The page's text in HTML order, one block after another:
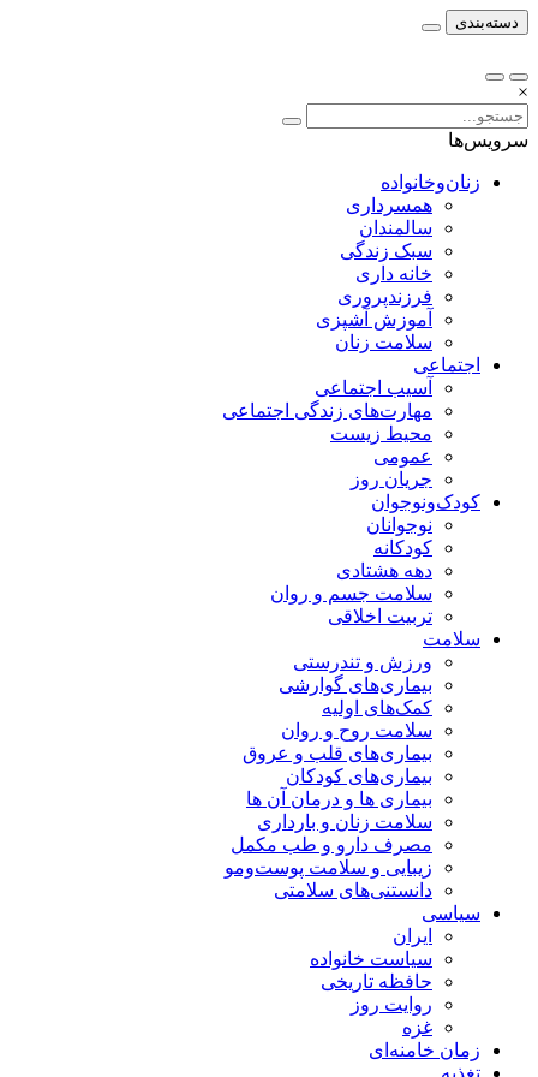
دسته‌بندی
×
سرویس‌ها
زنان‌وخانواده
همسرداری
سالمندان
سبک زندگی
خانه داری
فرزندپروری
آموزش آشپزی
سلامت زنان
اجتماعی
آسیب اجتماعی
مهارت‌های زندگی اجتماعی
محیط زیست
عمومی
جریان روز
کودک‌ونوجوان
نوجوانان
کودکانه
دهه هشتادی
سلامت جسم و روان
تربیت اخلاقی
سلامت
ورزش و تندرستی
بیماری‌های گوارشی
کمک‌های اولیه
سلامت روح و روان
بیماری‌های قلب و عروق
بیماری‌های کودکان
بیماری ها و درمان آن ها
سلامت زنان و بارداری
مصرف دارو و طب مکمل
زیبایی و سلامت پوست‌ومو
دانستنی‌های سلامتی
سیاسی
ایران
سیاست خانواده
حافظه تاریخی
روایت روز
غزه
زمان خامنه‌ای